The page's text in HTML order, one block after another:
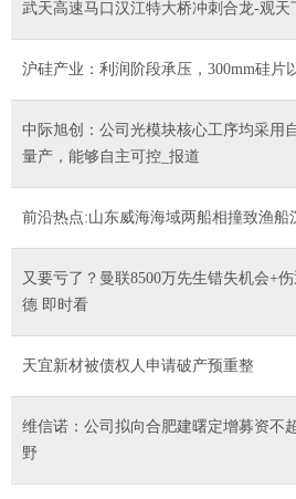
武天高速马口汉江特大桥冲刺合龙-观天
沪硅产业：利润阶段承压，300mm硅片
中际旭创：公司光模块核心工序均采用
量产，能够自主可控_报道
前沿热点:山东威海海域两船相撞致渔船
又要亏了？曼联8500万先生错失机会+
德 即时看
天宜新材被债权人申请破产预重整
维信诺：公司拟向合肥建曙定增募资不
野